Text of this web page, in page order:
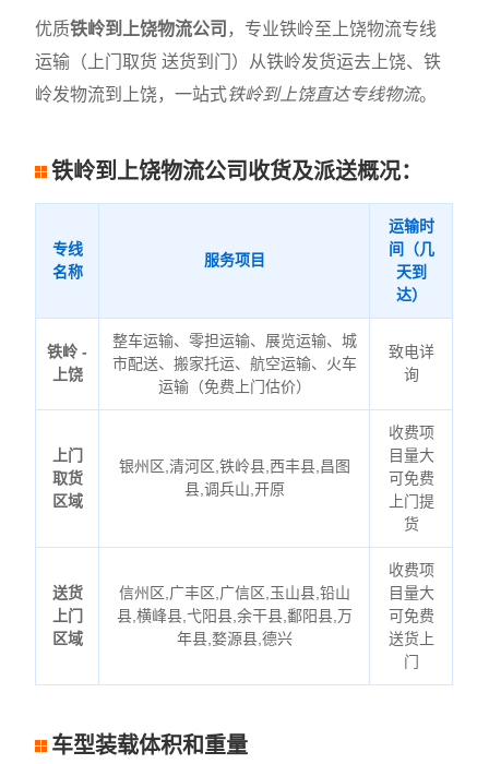
优质铁岭到上饶物流公司 ，专业铁岭至上饶物流专线
运输（上门取货 送货到门）从铁岭发货运去上饶、铁
岭发物流到上饶，一站式铁岭到上饶直达专线物流。
铁岭到上饶物流公司收货及派送概况：
专线
名称
服务项目
运输时
间（几
天到
达）
铁岭 -
上饶
整车运输、零担运输、展览运输、城
市配送、搬家托运、航空运输、火车
运输（免费上门估价）
致电详
询
上门
取货
区域
银州区,清河区,铁岭县,西丰县,昌图
县,调兵山,开原
收费项
目量大
可免费
上门提
货
送货
上门
区域
信州区,广丰区,广信区,玉山县,铅山
县,横峰县,弋阳县,余干县,鄱阳县,万
年县,婺源县,德兴
收费项
目量大
可免费
送货上
门
车型装载体积和重量